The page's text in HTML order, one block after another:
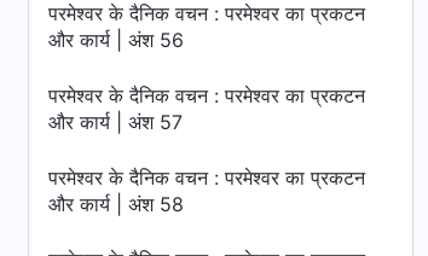
परमेश्वर के दैनिक वचन : परमेश्वर का प्रकटन
और कार्य | अंश 56
परमेश्वर के दैनिक वचन : परमेश्वर का प्रकटन
और कार्य | अंश 57
परमेश्वर के दैनिक वचन : परमेश्वर का प्रकटन
और कार्य | अंश 58